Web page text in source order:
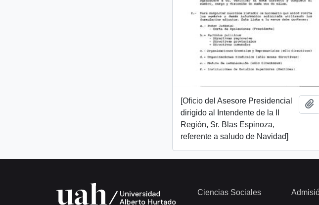
[Oficio del Asesore Presidencial
dirigido al Intendente de la II
Región, Sr. Blas Espinoza,
referente a saludo de Navidad]
Ciencias Sociales